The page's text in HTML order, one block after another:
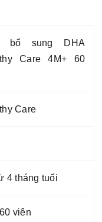
bổ sung DHA
Care 4M+ 60
Care
4 tháng tuổi
viên